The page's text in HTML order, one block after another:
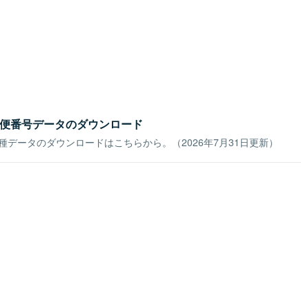
番号データのダウンロード
データのダウンロードはこちらから。（2026年7月31日更新）